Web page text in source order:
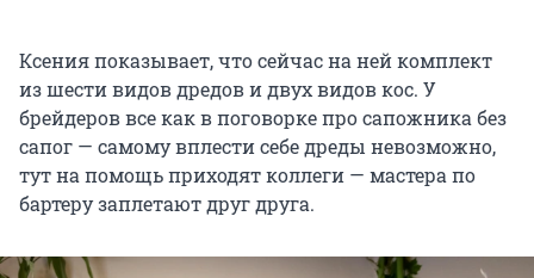
Ксения показывает, что сейчас на ней комплект
из шести видов дредов и двух видов кос. У
брейдеров все как в поговорке про сапожника без
сапог — самому вплести себе дреды невозможно,
тут на помощь приходят коллеги — мастера по
бартеру заплетают друг друга.